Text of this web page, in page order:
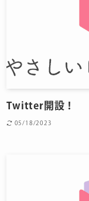
Twitter開設！
05/18/2023